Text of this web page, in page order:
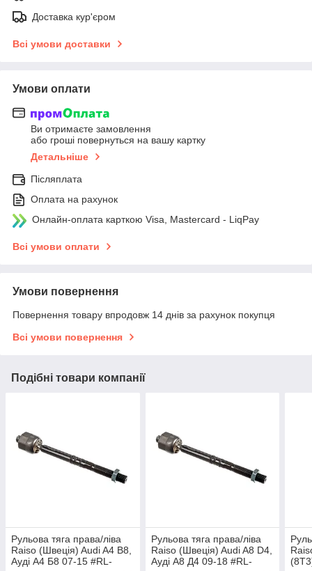
Доставка кур'єром
Всі умови доставки
Умови оплати
Ви отримаєте замовлення
або гроші повернуться на вашу картку
Детальніше
Післяплата
Оплата на рахунок
Онлайн-оплата карткою Visa, Mastercard - LiqPay
Всі умови оплати
Умови повернення
Повернення товару впродовж 14 днів за рахунок покупця
Всі умови повернення
Подібні товари компанії
Рульова тяга права/ліва
Raiso (Швеція) Audi A4 B8,
Ауді А4 Б8 07-15 #RL-
Рульова тяга права/ліва
Raiso (Швеція) Audi A8 D4,
Ауді А8 Д4 09-18 #RL-